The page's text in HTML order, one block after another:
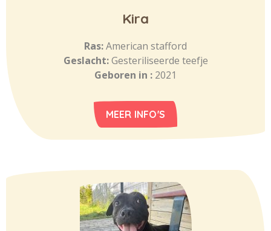
Kira
Ras:American stafford
Geslacht:Gesteriliseerde teefje
Geboren in : 2021
MEER INFO'S